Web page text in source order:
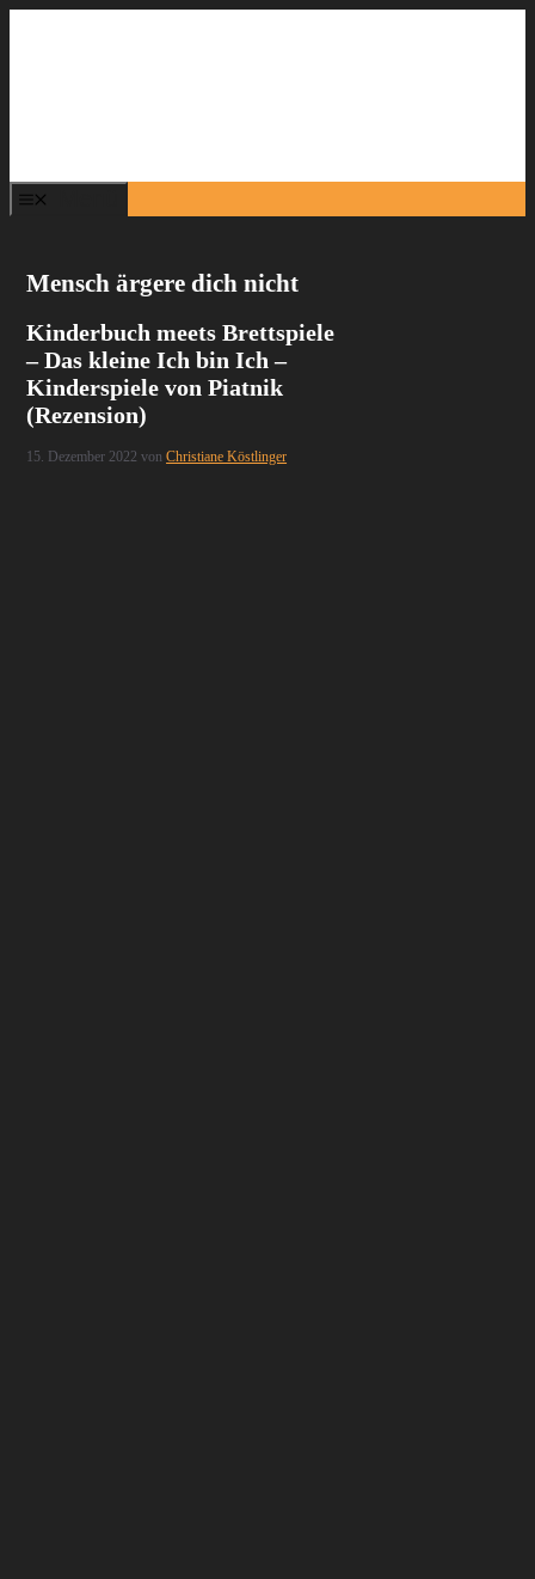
Mensch ärgere dich nicht
Kinderbuch meets Brettspiele
– Das kleine Ich bin Ich –
Kinderspiele von Piatnik
(Rezension)
15. Dezember 2022 vonChristiane Köstlinger